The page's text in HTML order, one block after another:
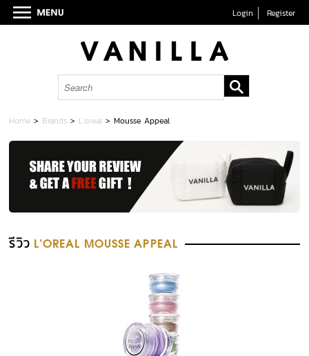
Login Register
Home > Brands > L'oreal >Mousse Appeal
รีวิว L'OREAL MOUSSE APPEAL